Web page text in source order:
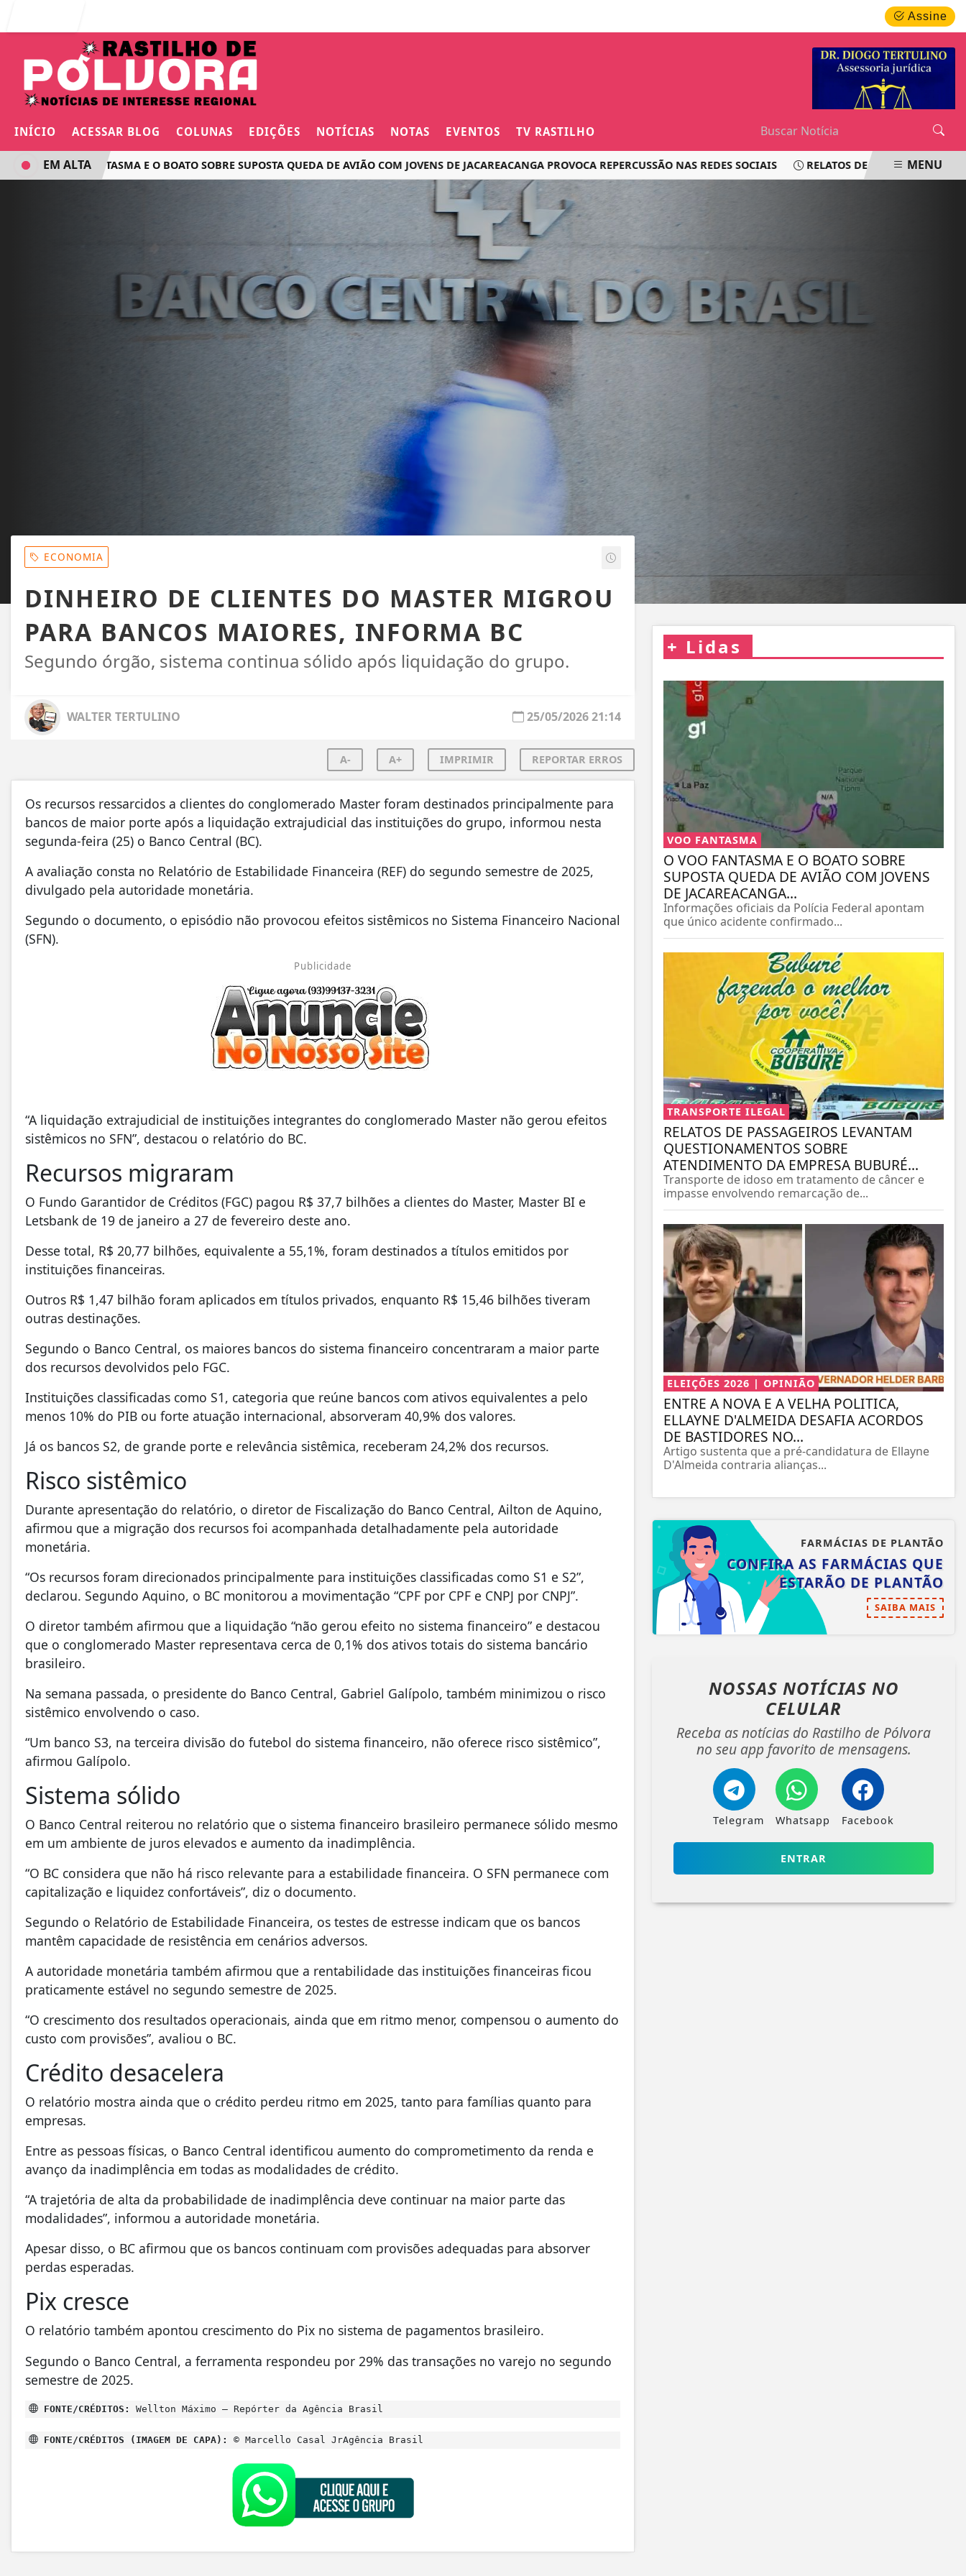
Assine
INÍCIO ACESSAR BLOG COLUNAS EDIÇÕES NOTÍCIAS NOTAS EVENTOS TV RASTILHO
O VOO FANTASMA E O BOATO SOBRE SUPOSTA QUEDA DE AVIÃO COM JOVENS DE JACAREACANGA PROVOCA REPERCUSSÃO NAS REDES SOCIAIS RELATOS DE PASSAGEIROS
EM ALTA MENU
ECONOMIA
DINHEIRO DE CLIENTES DO MASTER MIGROU
PARA BANCOS MAIORES, INFORMA BC
Segundo órgão, sistema continua sólido após liquidação do grupo.
WALTER TERTULINO 25/05/2026 21:14
A- A+ IMPRIMIR REPORTAR ERROS
Os recursos ressarcidos a clientes do conglomerado Master foram destinados principalmente para
bancos de maior porte após a liquidação extrajudicial das instituições do grupo, informou nesta
segunda-feira (25) o Banco Central (BC).
A avaliação consta no Relatório de Estabilidade Financeira (REF) do segundo semestre de 2025,
divulgado pela autoridade monetária.
Segundo o documento, o episódio não provocou efeitos sistêmicos no Sistema Financeiro Nacional
(SFN).
Publicidade
“A liquidação extrajudicial de instituições integrantes do conglomerado Master não gerou efeitos
sistêmicos no SFN”, destacou o relatório do BC.
Recursos migraram
O Fundo Garantidor de Créditos (FGC) pagou R$ 37,7 bilhões a clientes do Master, Master BI e
Letsbank de 19 de janeiro a 27 de fevereiro deste ano.
Desse total, R$ 20,77 bilhões, equivalente a 55,1%, foram destinados a títulos emitidos por
instituições financeiras.
Outros R$ 1,47 bilhão foram aplicados em títulos privados, enquanto R$ 15,46 bilhões tiveram
outras destinações.
Segundo o Banco Central, os maiores bancos do sistema financeiro concentraram a maior parte
dos recursos devolvidos pelo FGC.
Instituições classificadas como S1, categoria que reúne bancos com ativos equivalentes a pelo
menos 10% do PIB ou forte atuação internacional, absorveram 40,9% dos valores.
Já os bancos S2, de grande porte e relevância sistêmica, receberam 24,2% dos recursos.
Risco sistêmico
Durante apresentação do relatório, o diretor de Fiscalização do Banco Central, Ailton de Aquino,
afirmou que a migração dos recursos foi acompanhada detalhadamente pela autoridade
monetária.
“Os recursos foram direcionados principalmente para instituições classificadas como S1 e S2”,
declarou. Segundo Aquino, o BC monitorou a movimentação “CPF por CPF e CNPJ por CNPJ”.
O diretor também afirmou que a liquidação “não gerou efeito no sistema financeiro” e destacou
que o conglomerado Master representava cerca de 0,1% dos ativos totais do sistema bancário
brasileiro.
Na semana passada, o presidente do Banco Central, Gabriel Galípolo, também minimizou o risco
sistêmico envolvendo o caso.
“Um banco S3, na terceira divisão do futebol do sistema financeiro, não oferece risco sistêmico”,
afirmou Galípolo.
Sistema sólido
O Banco Central reiterou no relatório que o sistema financeiro brasileiro permanece sólido mesmo
em um ambiente de juros elevados e aumento da inadimplência.
“O BC considera que não há risco relevante para a estabilidade financeira. O SFN permanece com
capitalização e liquidez confortáveis”, diz o documento.
Segundo o Relatório de Estabilidade Financeira, os testes de estresse indicam que os bancos
mantêm capacidade de resistência em cenários adversos.
A autoridade monetária também afirmou que a rentabilidade das instituições financeiras ficou
praticamente estável no segundo semestre de 2025.
“O crescimento dos resultados operacionais, ainda que em ritmo menor, compensou o aumento do
custo com provisões”, avaliou o BC.
Crédito desacelera
O relatório mostra ainda que o crédito perdeu ritmo em 2025, tanto para famílias quanto para
empresas.
Entre as pessoas físicas, o Banco Central identificou aumento do comprometimento da renda e
avanço da inadimplência em todas as modalidades de crédito.
“A trajetória de alta da probabilidade de inadimplência deve continuar na maior parte das
modalidades”, informou a autoridade monetária.
Apesar disso, o BC afirmou que os bancos continuam com provisões adequadas para absorver
perdas esperadas.
Pix cresce
O relatório também apontou crescimento do Pix no sistema de pagamentos brasileiro.
Segundo o Banco Central, a ferramenta respondeu por 29% das transações no varejo no segundo
semestre de 2025.
FONTE/CRÉDITOS: Wellton Máximo – Repórter da Agência Brasil
FONTE/CRÉDITOS (IMAGEM DE CAPA): © Marcello Casal JrAgência Brasil
+ Lidas
VOO FANTASMA
O VOO FANTASMA E O BOATO SOBRE
SUPOSTA QUEDA DE AVIÃO COM JOVENS
DE JACAREACANGA...
Informações oficiais da Polícia Federal apontam
que único acidente confirmado...
TRANSPORTE ILEGAL
RELATOS DE PASSAGEIROS LEVANTAM
QUESTIONAMENTOS SOBRE
ATENDIMENTO DA EMPRESA BUBURÉ...
Transporte de idoso em tratamento de câncer e
impasse envolvendo remarcação de...
ELEIÇÕES 2026 | OPINIÃO
ENTRE A NOVA E A VELHA POLITICA,
ELLAYNE D'ALMEIDA DESAFIA ACORDOS
DE BASTIDORES NO...
Artigo sustenta que a pré-candidatura de Ellayne
D'Almeida contraria alianças...
FARMÁCIAS DE PLANTÃO
CONFIRA AS FARMÁCIAS QUE
ESTARÃO DE PLANTÃO
SAIBA MAIS
NOSSAS NOTÍCIAS NO
CELULAR
Receba as notícias do Rastilho de Pólvora
no seu app favorito de mensagens.
Telegram Whatsapp Facebook
ENTRAR